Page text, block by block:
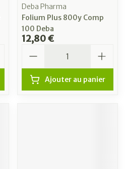
Deba Pharma
Folium Plus 800y Comp
100 Deba
12,80 €
Ajouter au panier